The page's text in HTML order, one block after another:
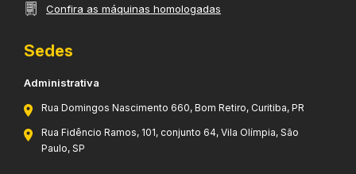
Confira as máquinas homologadas
Sedes
Administrativa
Rua Domingos Nascimento 660, Bom Retiro, Curitiba, PR
Rua Fidêncio Ramos, 101, conjunto 64, Vila Olímpia, São
Paulo, SP